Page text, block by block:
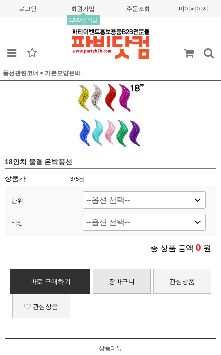
로그인 회원가입
2,000원 적립
주문조회 마이페이지
풍선관련코너 > 기본모양은박
18인치 물결 은박풍선
상품가 375원
단위
색상
총 상품 금액 0 원
바로 구매하기 장바구니 관심상품
관심상품
상품리뷰